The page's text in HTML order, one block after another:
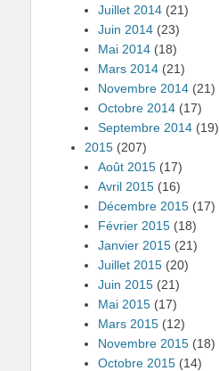
Juillet 2014 (21)
Juin 2014 (23)
Mai 2014 (18)
Mars 2014 (21)
Novembre 2014 (21)
Octobre 2014 (17)
Septembre 2014 (19)
2015 (207)
Août 2015 (17)
Avril 2015 (16)
Décembre 2015 (17)
Février 2015 (18)
Janvier 2015 (21)
Juillet 2015 (20)
Juin 2015 (21)
Mai 2015 (17)
Mars 2015 (12)
Novembre 2015 (18)
Octobre 2015 (14)